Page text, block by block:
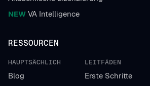
NEW VA Intelligence
RESSOURCEN
HAUPTSÄCHLICH
Blog
LEITFÄDEN
Erste Schritte